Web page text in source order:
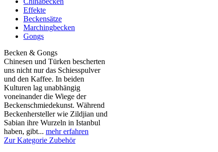
Effekte
Beckensätze
Marchingbecken
Gongs
Becken & Gongs
Chinesen und Türken bescherten
uns nicht nur das Schiesspulver
und den Kaffee. In beiden
Kulturen lag unabhängig
voneinander die Wiege der
Beckenschmiedekunst. Während
Beckenhersteller wie Zildjian und
Sabian ihre Wurzeln in Istanbul
haben, gibt... mehr erfahren
Zur Kategorie Zubehör